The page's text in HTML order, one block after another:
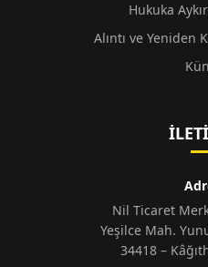
Hukuka
Alıntı ve Yeniden
Nil Ticaret
Yeşilce Mah.
34418 –